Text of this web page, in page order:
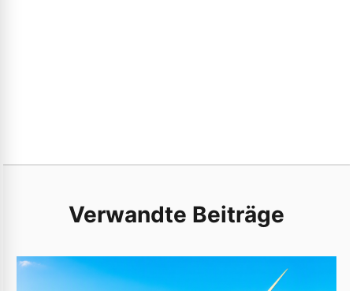
Verwandte Beiträge